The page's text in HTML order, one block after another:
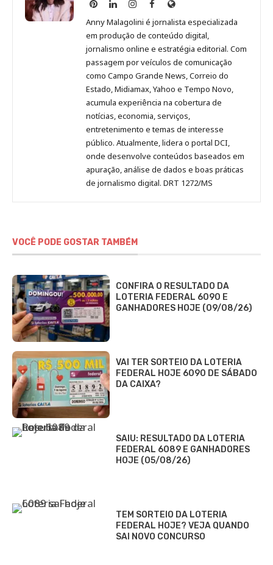
Anny
Malagolini
no
Pinterest
Anny
Malagolini
no
LinkedIn
Anny
Malagolini
no
Instagram
Anny
Malagolini
no
Facebook
Site
de
Anny
Malagolini
Anny Malagolini é jornalista especializada
em produção de conteúdo digital,
jornalismo online e estratégia editorial. Com
passagem por veículos de comunicação
como Campo Grande News, Correio do
Estado, Midiamax, Yahoo e Tempo Novo,
acumula experiência na cobertura de
notícias, economia, serviços,
entretenimento e temas de interesse
público. Atualmente, lidera o portal DCI,
onde desenvolve conteúdos baseados em
apuração, análise de dados e boas práticas
de jornalismo digital. DRT 1272/MS
VOCÊ PODE GOSTAR TAMBÉM
CONFIRA O RESULTADO DA
LOTERIA FEDERAL 6090 E
GANHADORES HOJE (09/08/26)
VAI TER SORTEIO DA LOTERIA
FEDERAL HOJE 6090 DE SÁBADO
DA CAIXA?
SAIU: RESULTADO DA LOTERIA
FEDERAL 6089 E GANHADORES
HOJE (05/08/26)
TEM SORTEIO DA LOTERIA
FEDERAL HOJE? VEJA QUANDO
SAI NOVO CONCURSO